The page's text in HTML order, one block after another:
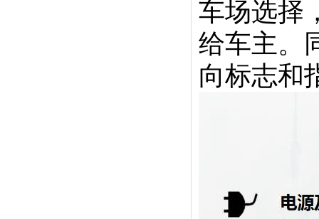
车场选择
给车主。
向标志和